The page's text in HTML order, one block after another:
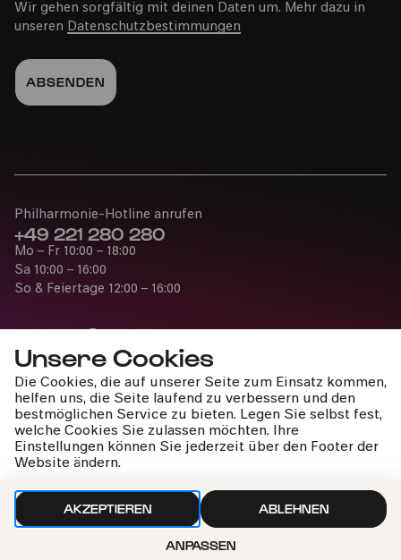
Unsere Cookies
Die Cookies, die auf unserer Seite zum Einsatz kommen,
helfen uns, die Seite laufend zu verbessern und den
bestmöglichen Service zu bieten. Legen Sie selbst fest,
welche Cookies Sie zulassen möchten. Ihre
Einstellungen können Sie jederzeit über den Footer der
Website ändern.
AKZEPTIEREN ABLEHNEN
ANPASSEN
Wir gehen sorgfältig mit deinen Daten um. Mehr dazu in
unseren Datenschutzbestimmungen
Presse
Jobs
News
Kontakt
Widerruf einreichen
Philharmonie-Hotline anrufen
+49 221 280 280
Mo – Fr 10:00 – 18:00
Sa 10:00 – 16:00
So & Feiertage 12:00 – 16:00
Cookie-Einstellungen